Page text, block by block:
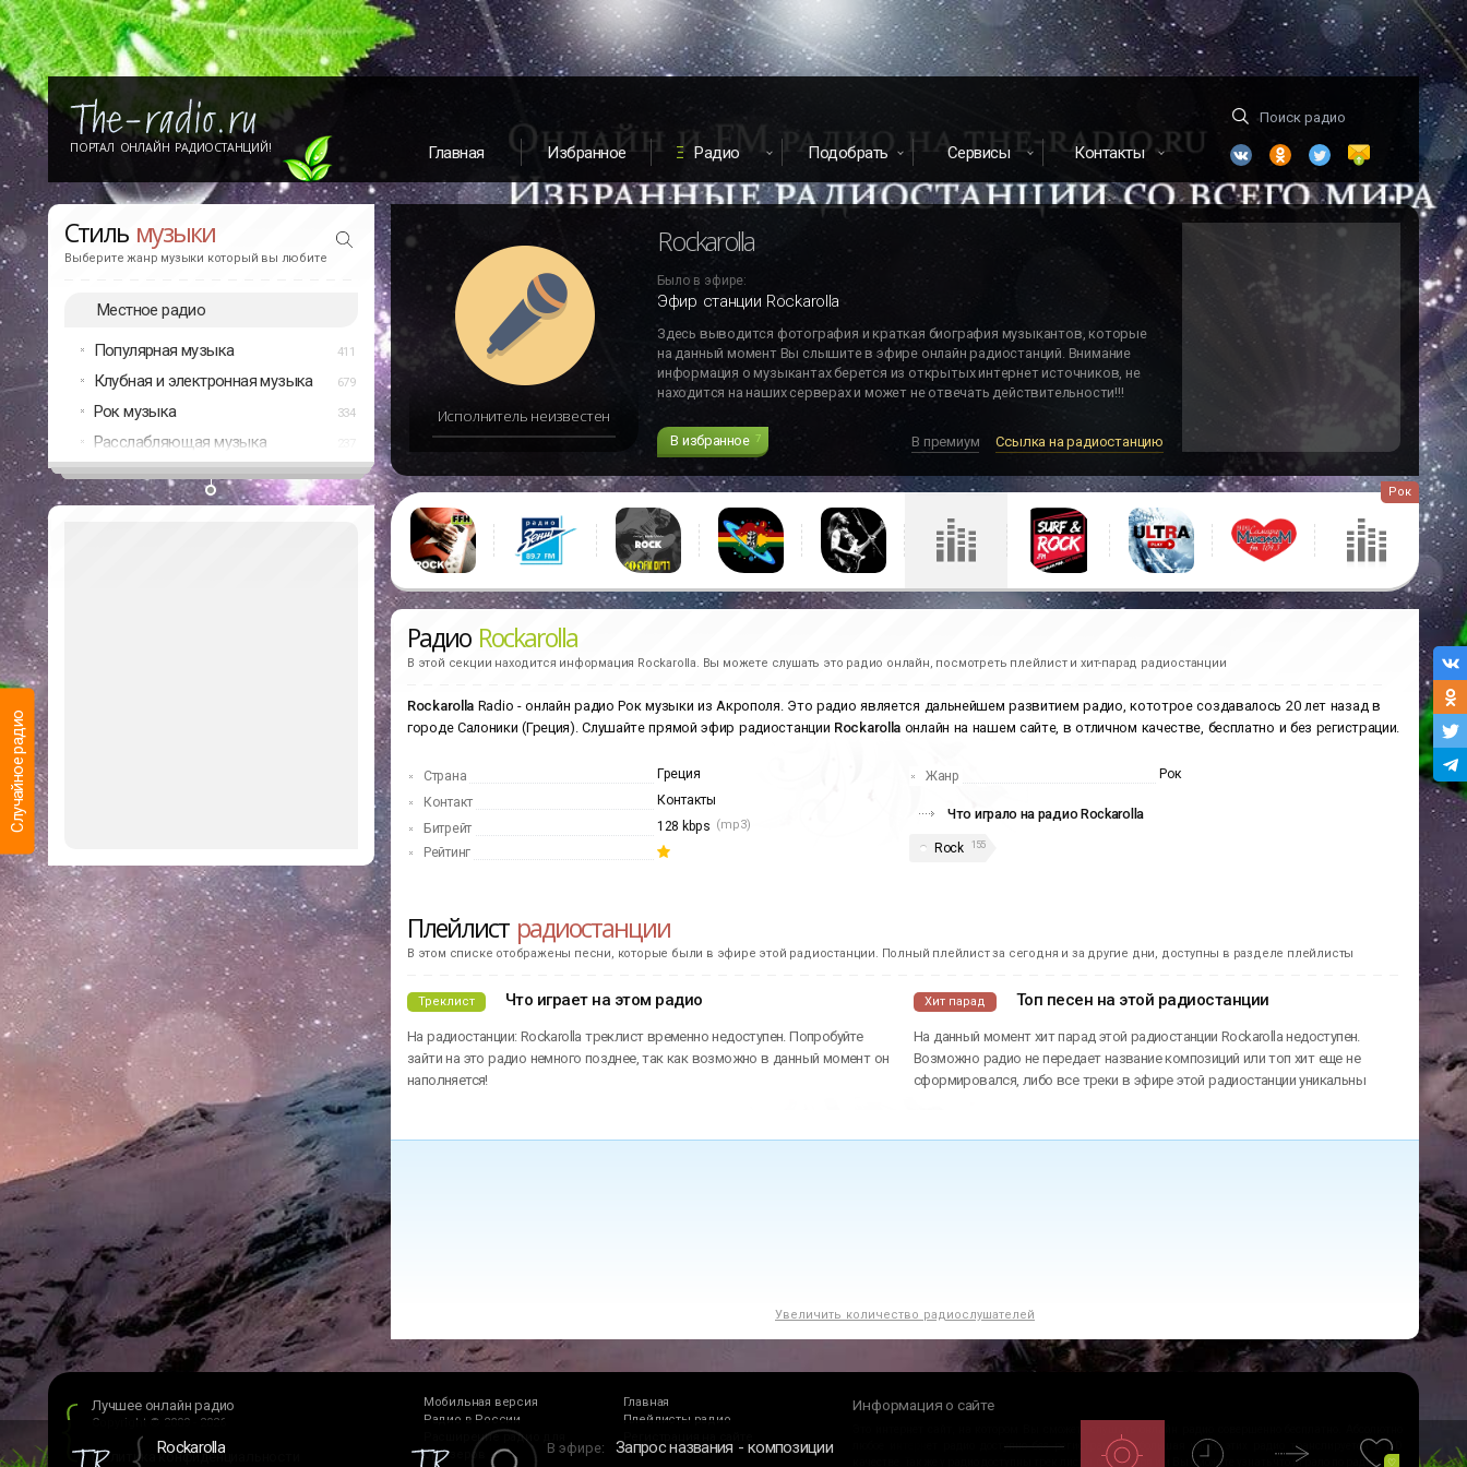
Случайное радио
ПОРТАЛ ОНЛАЙН РАДИОСТАНЦИЙ! Главная Избранное Радио Подобрать Сервисы Контакты
Стиль музыки
Выберите жанр музыки который вы любите
Местное радио
Популярная музыка 411
Клубная и электронная музыка 679
Рок музыка 334
Расслабляющая музыка
Исполнитель неизвестен
Rockarolla
Было в эфире:
Эфир станции Rockarolla
Здесь выводится фотография и краткая биография музыкантов, которые
на данный момент Вы слышите в эфире онлайн радиостанций. Внимание
информация о музыкантах берется из открытых интернет источников, не
находится на наших серверах и может не отвечать действительности!!!
В избранное 7 В премиум Ссылка на радиостанцию
Рок
Радио Rockarolla
В этой секции находится информация Rockarolla. Вы можете слушать это радио онлайн, посмотреть плейлист и хит-парад радиостанции
Rockarolla Radio - онлайн радио Рок музыки из Акрополя. Это радио является дальнейшем развитием радио, кототрое создавалось 20 лет назад в
городе Салоники (Греция). Слушайте прямой эфир радиостанции Rockarolla онлайн на нашем сайте, в отличном качестве, бесплатно и без регистрации.
Страна
Греция
Контакт
Контакты
Битрейт
128 kbps (mp3)
Рейтинг
Жанр Рок
Что играло на радио Rockarolla
Rock 155
Плейлист радиостанции
В этом списке отображены песни, которые были в эфире этой радиостанции. Полный плейлист за сегодня и за другие дни, доступны в разделе плейлисты
Треклист Что играет на этом радио
На радиостанции: Rockarolla треклист временно недоступен. Попробуйте
зайти на это радио немного позднее, так как возможно в данный момент он
наполняется!
Хит парад Топ песен на этой радиостанции
На данный момент хит парад этой радиостанции Rockarolla недоступен.
Возможно радио не передает название композиций или топ хит еще не
сформировался, либо все треки в эфире этой радиостанции уникальны
Увеличить количество радиослушателей
Лучшее онлайн радио
Copyright © 2009 - 2026
Политика конфиденциальности
Мобильная версия
Главная
Радио в России
Плейлисты радио
Расширение радио для
браузеров
Информация о сайте
любое интернет радио доступно без регистрации и большая часть этих радио транслируется в HD
качестве. Так же у радио доступны трек листы, благодаря им Вы сможете узнать что играло по радио.
Rockarolla В эфире: Запрос названия композиции
♡